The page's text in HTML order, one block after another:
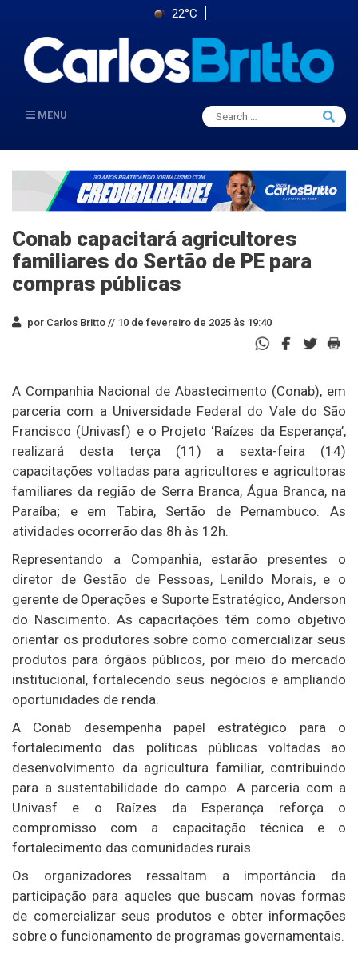
22°C
MENU
Search
for:
Search
Conab capacitará agricultores
familiares do Sertão de PE para
compras públicas
por Carlos Britto // 10 de fevereiro de 2025 às 19:40
A Companhia Nacional de Abastecimento (Conab), em
parceria com a Universidade Federal do Vale do São
Francisco (Univasf) e o Projeto ‘Raízes da Esperança’,
realizará desta terça (11) a sexta-feira (14)
capacitações voltadas para agricultores e agricultoras
familiares da região de Serra Branca, Água Branca, na
Paraíba; e em Tabira, Sertão de Pernambuco. As
atividades ocorrerão das 8h às 12h.
Representando a Companhia, estarão presentes o
diretor de Gestão de Pessoas, Lenildo Morais, e o
gerente de Operações e Suporte Estratégico, Anderson
do Nascimento. As capacitações têm como objetivo
orientar os produtores sobre como comercializar seus
produtos para órgãos públicos, por meio do mercado
institucional, fortalecendo seus negócios e ampliando
oportunidades de renda.
A Conab desempenha papel estratégico para o
fortalecimento das políticas públicas voltadas ao
desenvolvimento da agricultura familiar, contribuindo
para a sustentabilidade do campo. A parceria com a
Univasf e o Raízes da Esperança reforça o
compromisso com a capacitação técnica e o
fortalecimento das comunidades rurais.
Os organizadores ressaltam a importância da
participação para aqueles que buscam novas formas
de comercializar seus produtos e obter informações
sobre o funcionamento de programas governamentais.